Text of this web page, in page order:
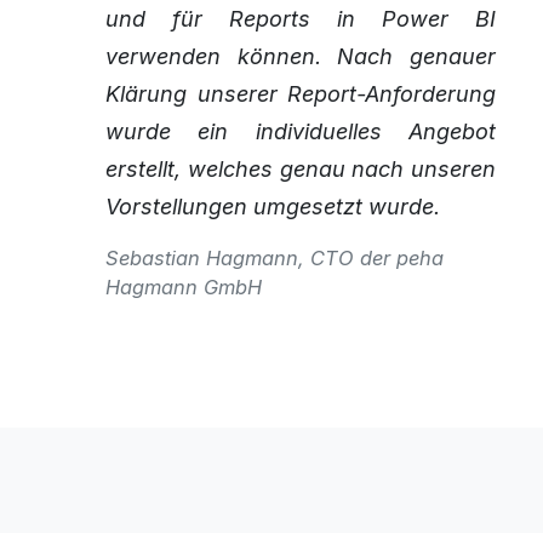
und für Reports in Power BI
verwenden können. Nach genauer
Klärung unserer Report-Anforderung
wurde ein individuelles Angebot
erstellt, welches genau nach unseren
Vorstellungen umgesetzt wurde.
Sebastian Hagmann, CTO der peha
Hagmann GmbH